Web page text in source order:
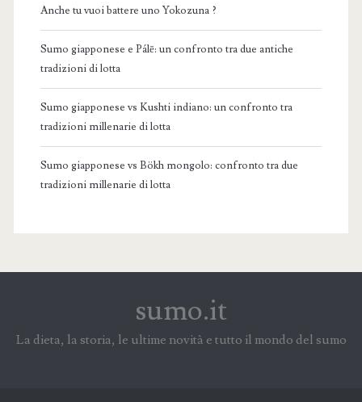
Anche tu vuoi battere uno Yokozuna ?
Sumo giapponese e Pálē: un confronto tra due antiche
tradizioni di lotta
Sumo giapponese vs Kushti indiano: un confronto tra
tradizioni millenarie di lotta
Sumo giapponese vs Bökh mongolo: confronto tra due
tradizioni millenarie di lotta
sumo.it
La dieta, la storia, le ultime novità e tutto il mondo del sumo